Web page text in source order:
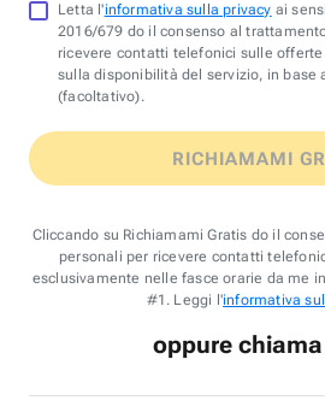
Letta l'informativa sulla privacy ai
2016/679 do il consenso al
ricevere contatti telefonici sulle
sulla disponibilità del servizio, in base
(facoltativo).
RICHIAMAMI
Cliccando su Richiamami Gratis do il
personali per ricevere contatti
esclusivamente nelle fasce orarie da me
#1. Leggi l'informativa
oppure